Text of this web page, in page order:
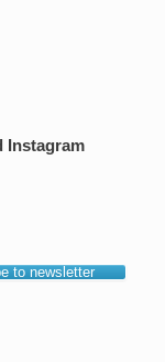
Instagram
to newsletter